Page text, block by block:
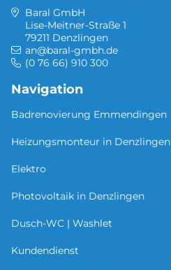
Baral GmbH
Lise-Meitner-Straße 1
79211 Denzlingen
an@baral-gmbh.de
(0 76 66) 910 300
Navigation
Badrenovierung Emmendingen
Heizungsmonteur in Denzlingen
Elektro
Photovoltaik in Denzlingen
Dusch-WC | Washlet
Kundendienst